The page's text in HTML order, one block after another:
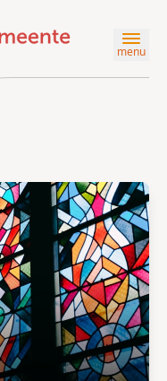
menu